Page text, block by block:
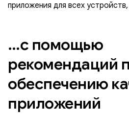
приложения для всех
…с помощью
рекомендаций
обеспечению
приложений